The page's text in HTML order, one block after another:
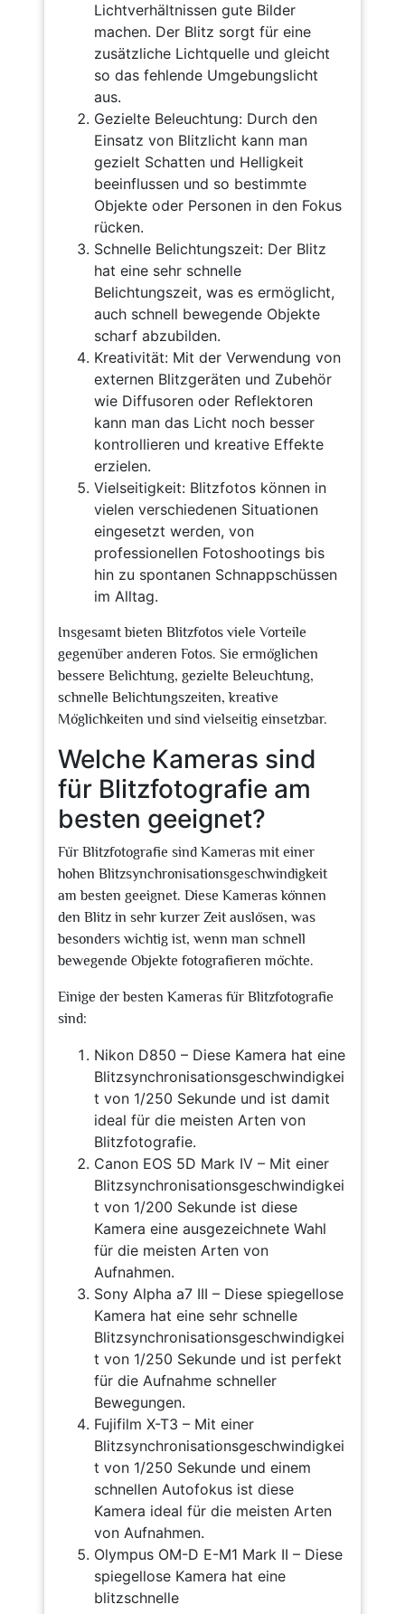
Lichtverhältnissen gute Bilder
machen. Der Blitz sorgt für eine
zusätzliche Lichtquelle und gleicht
so das fehlende Umgebungslicht
aus.
Gezielte Beleuchtung: Durch den
Einsatz von Blitzlicht kann man
gezielt Schatten und Helligkeit
beeinflussen und so bestimmte
Objekte oder Personen in den Fokus
rücken.
Schnelle Belichtungszeit: Der Blitz
hat eine sehr schnelle
Belichtungszeit, was es ermöglicht,
auch schnell bewegende Objekte
scharf abzubilden.
Kreativität: Mit der Verwendung von
externen Blitzgeräten und Zubehör
wie Diffusoren oder Reflektoren
kann man das Licht noch besser
kontrollieren und kreative Effekte
erzielen.
Vielseitigkeit: Blitzfotos können in
vielen verschiedenen Situationen
eingesetzt werden, von
professionellen Fotoshootings bis
hin zu spontanen Schnappschüssen
im Alltag.
Insgesamt bieten Blitzfotos viele Vorteile
gegenüber anderen Fotos. Sie ermöglichen
bessere Belichtung, gezielte Beleuchtung,
schnelle Belichtungszeiten, kreative
Möglichkeiten und sind vielseitig einsetzbar.
Welche Kameras sind
für Blitzfotografie am
besten geeignet?
Für Blitzfotografie sind Kameras mit einer
hohen Blitzsynchronisationsgeschwindigkeit
am besten geeignet. Diese Kameras können
den Blitz in sehr kurzer Zeit auslösen, was
besonders wichtig ist, wenn man schnell
bewegende Objekte fotografieren möchte.
Einige der besten Kameras für Blitzfotografie
sind:
Nikon D850 – Diese Kamera hat eine
Blitzsynchronisationsgeschwindigkei
t von 1/250 Sekunde und ist damit
ideal für die meisten Arten von
Blitzfotografie.
Canon EOS 5D Mark IV – Mit einer
Blitzsynchronisationsgeschwindigkei
t von 1/200 Sekunde ist diese
Kamera eine ausgezeichnete Wahl
für die meisten Arten von
Aufnahmen.
Sony Alpha a7 III – Diese spiegellose
Kamera hat eine sehr schnelle
Blitzsynchronisationsgeschwindigkei
t von 1/250 Sekunde und ist perfekt
für die Aufnahme schneller
Bewegungen.
Fujifilm X-T3 – Mit einer
Blitzsynchronisationsgeschwindigkei
t von 1/250 Sekunde und einem
schnellen Autofokus ist diese
Kamera ideal für die meisten Arten
von Aufnahmen.
Olympus OM-D E-M1 Mark II – Diese
spiegellose Kamera hat eine
blitzschnelle